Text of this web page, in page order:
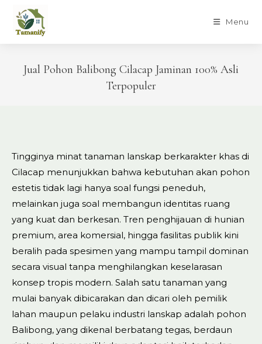
content
Menu
Jual Pohon Balibong Cilacap Jaminan 100% Asli
Terpopuler
Tingginya minat tanaman lanskap berkarakter khas di
Cilacap menunjukkan bahwa kebutuhan akan pohon
estetis tidak lagi hanya soal fungsi peneduh,
melainkan juga soal membangun identitas ruang
yang kuat dan berkesan. Tren penghijauan di hunian
premium, area komersial, hingga fasilitas publik kini
beralih pada spesimen yang mampu tampil dominan
secara visual tanpa menghilangkan keselarasan
konsep tropis modern. Salah satu tanaman yang
mulai banyak dibicarakan dan dicari oleh pemilik
lahan maupun pelaku industri lanskap adalah pohon
Balibong, yang dikenal berbatang tegas, berdaun